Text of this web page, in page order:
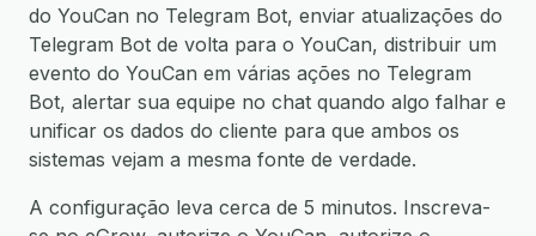
do YouCan no Telegram Bot, enviar atualizações do
Telegram Bot de volta para o YouCan, distribuir um
evento do YouCan em várias ações no Telegram
Bot, alertar sua equipe no chat quando algo falhar e
unificar os dados do cliente para que ambos os
sistemas vejam a mesma fonte de verdade.
A configuração leva cerca de 5 minutos. Inscreva-